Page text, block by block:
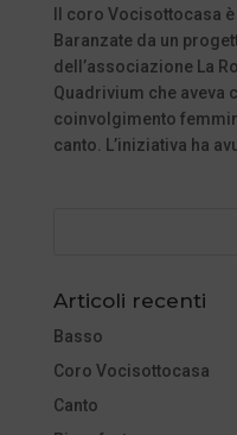
Il coro Vocisottocasa
Baranzate da un
dell’associazione La
Quadrivium che aveva
coinvolgimento
canto. L’iniziativa ha
Articoli recenti
Basso
Coro Vocisottocasa
Canto